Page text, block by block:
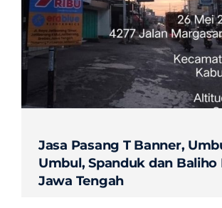
Contact
Jasa Pasang T Banner,
Umbul, Spanduk dan Baliho
Jawa Tengah